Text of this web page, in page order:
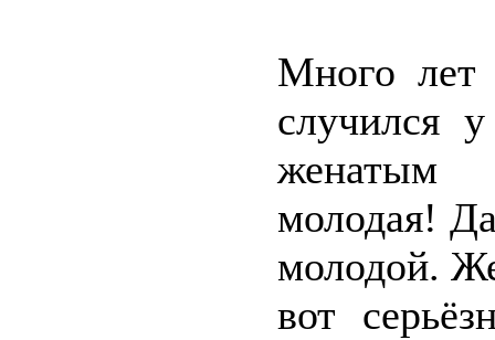
Много лет
случился
женатым
молодая!
молодой.
вот